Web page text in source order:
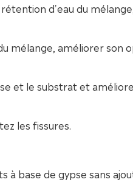
d'eau du
mélange, améliorer
et le substrat et
les fissures.
à base de gypse sans